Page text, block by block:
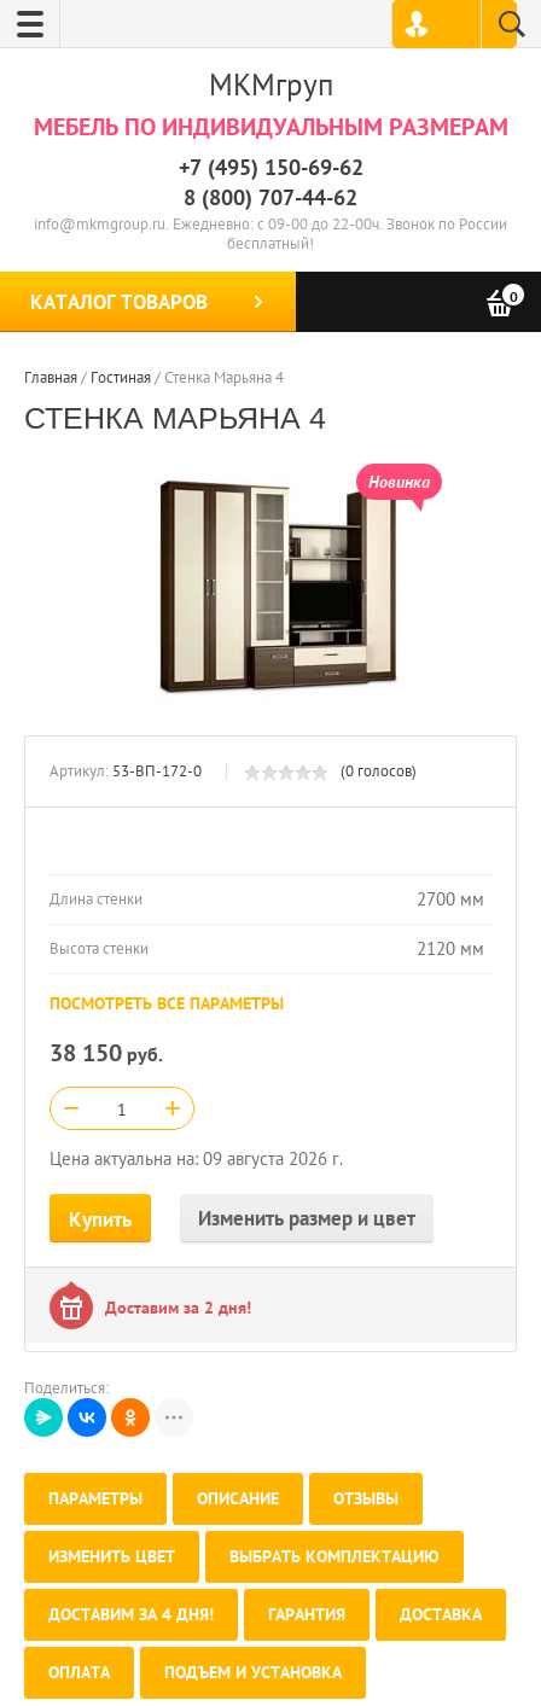
МКМгруп
МЕБЕЛЬ ПО ИНДИВИДУАЛЬНЫМ РАЗМЕРАМ
+7 (495) 150-69-62
8 (800) 707-44-62
info@mkmgroup.ru. Ежедневно: с 09-00 до 22-00ч. Звонок по России
бесплатный!
КАТАЛОГ ТОВАРОВ 0
Главная/ Гостиная/Стенка Марьяна 4
СТЕНКА МАРЬЯНА 4
Новинка
Артикул: 53-ВП-172-0 (0 голосов)
Длина стенки 2700 мм
Высота стенки 2120 мм
ПОСМОТРЕТЬ ВСЕ ПАРАМЕТРЫ
38 150 руб.
− +
Цена актуальна на: 09 августа 2026 г.
Купить Изменить размер и цвет
Доставим за 2 дня!
Поделиться:
ПАРАМЕТРЫ ОПИСАНИЕ ОТЗЫВЫ
ИЗМЕНИТЬ ЦВЕТ ВЫБРАТЬ КОМПЛЕКТАЦИЮ
ДОСТАВИМ ЗА 4 ДНЯ! ГАРАНТИЯ ДОСТАВКА
ОПЛАТА ПОДЪЕМ И УСТАНОВКА